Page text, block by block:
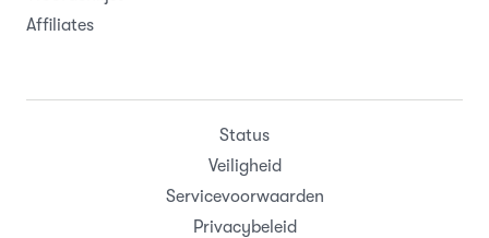
Affiliates
Status
Veiligheid
Servicevoorwaarden
Privacybeleid